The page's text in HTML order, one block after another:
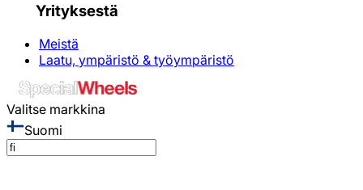
Yrityksestä
Meistä
Laatu, ympäristö & työympäristö
Valitse markkina
Suomi